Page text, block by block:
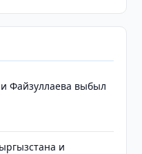
Файзуллаева выбыл
и